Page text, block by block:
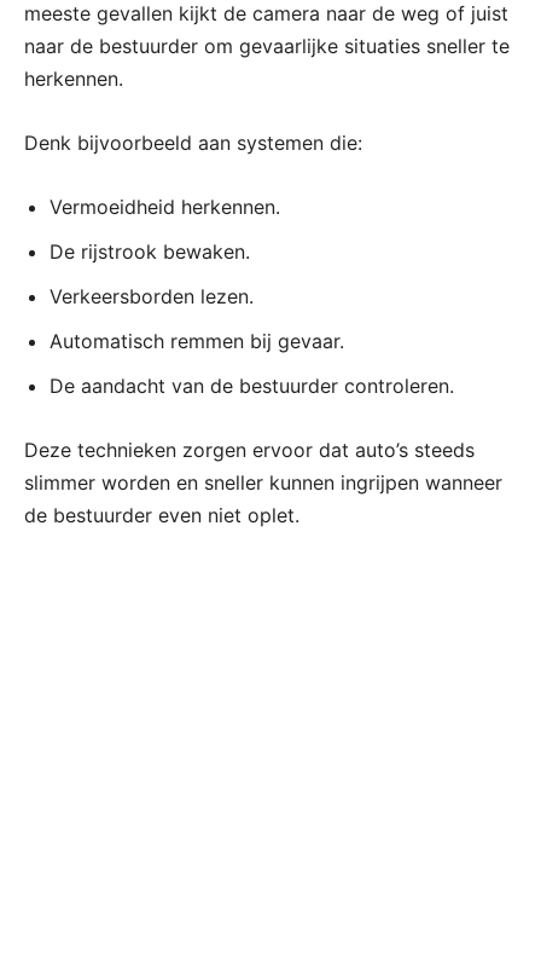
meeste gevallen kijkt de camera naar de weg of juist
naar de bestuurder om gevaarlijke situaties sneller te
herkennen.
Denk bijvoorbeeld aan systemen die:
Vermoeidheid herkennen.
De rijstrook bewaken.
Verkeersborden lezen.
Automatisch remmen bij gevaar.
De aandacht van de bestuurder controleren.
Deze technieken zorgen ervoor dat auto’s steeds
slimmer worden en sneller kunnen ingrijpen wanneer
de bestuurder even niet oplet.